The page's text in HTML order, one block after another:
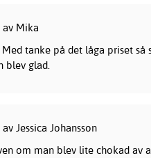
av Mika
tanke på det låga priset så
blev glad.
Jessica Johansson
om man blev lite chokad av